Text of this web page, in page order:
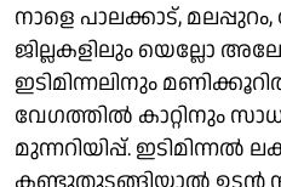
നാളെ പാലക്കാട്,
ജില്ലകളിലും യെല്ലോ
ഇടിമിന്നലിനും
വേഗത്തിൽ കാറ്റിനും
മുന്നറിയിപ്പ്.